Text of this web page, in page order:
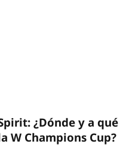
¿Dónde y a qué
W Champions Cup?